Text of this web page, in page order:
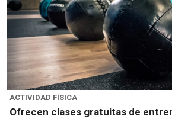
ACTIVIDAD FÍSICA
Ofrecen clases gratuitas de